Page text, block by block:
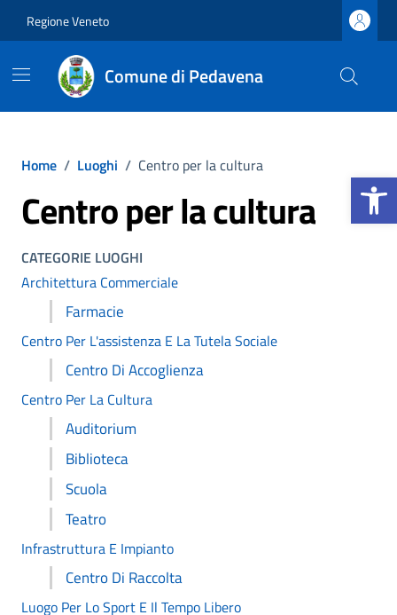
Regione Veneto
Comune di Pedavena
Home / Luoghi / Centro per la cultura
Centro per la cultura
CATEGORIE LUOGHI
Architettura Commerciale
Farmacie
Centro Per L'assistenza E La Tutela Sociale
Centro Di Accoglienza
Centro Per La Cultura
Auditorium
Biblioteca
Scuola
Teatro
Infrastruttura E Impianto
Centro Di Raccolta
Luogo Per Lo Sport E Il Tempo Libero
Apri la